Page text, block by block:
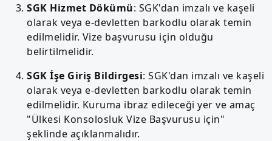
SGK Hizmet Dökümü: SGK'dan imzalı ve kaşeli
olarak veya e-devletten barkodlu olarak temin
edilmelidir. Vize başvurusu için olduğu
belirtilmelidir.
SGK İşe Giriş Bildirgesi: SGK'dan imzalı ve kaşeli
olarak veya e-devletten barkodlu olarak temin
edilmelidir. Kuruma ibraz edileceği yer ve amaç
"Ülkesi Konsolosluk Vize Başvurusu için"
şeklinde açıklanmalıdır.